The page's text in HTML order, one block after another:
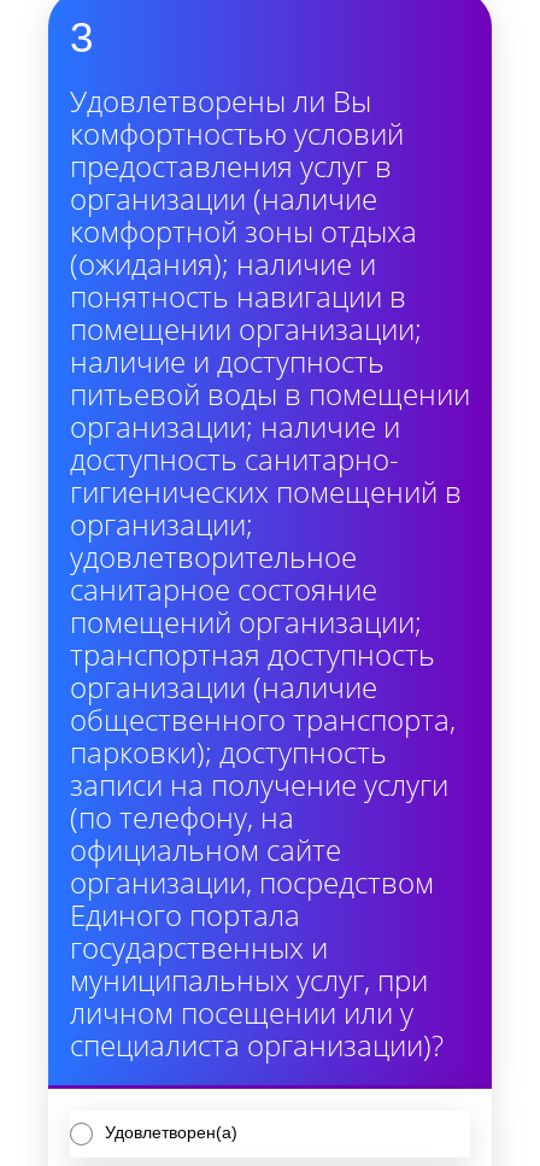
3
Удовлетворены ли Вы
комфортностью условий
предоставления услуг в
организации (наличие
комфортной зоны отдыха
(ожидания); наличие и
понятность навигации в
помещении организации;
наличие и доступность
питьевой воды в помещении
организации; наличие и
доступность санитарно-
гигиенических помещений в
организации;
удовлетворительное
санитарное состояние
помещений организации;
транспортная доступность
организации (наличие
общественного транспорта,
парковки); доступность
записи на получение услуги
(по телефону, на
официальном сайте
организации, посредством
Единого портала
государственных и
муниципальных услуг, при
личном посещении или у
специалиста организации)?
Удовлетворен(а)